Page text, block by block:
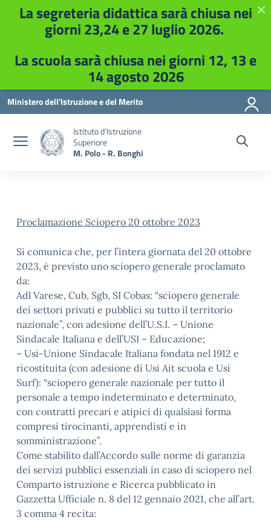
Vai ai contenuti
Vai al menu di navigazione
Vai al footer
Ministero dell'Istruzione e del Merito
Istituto d'Istruzione
Superiore
M. Polo - R. Bonghi
Proclamazione Sciopero 20 ottobre 2023
Si comunica che, per l’intera giornata del 20 ottobre
2023, è previsto uno sciopero generale proclamato
da:
Adl Varese, Cub, Sgb, SI Cobas: “sciopero generale
dei settori privati e pubblici su tutto il territorio
nazionale”, con adesione dell’U.S.I. – Unione
Sindacale Italiana e dell’USI – Educazione;
– Usi-Unione Sindacale Italiana fondata nel 1912 e
ricostituita (con adesione di Usi Ait scuola e Usi
Surf): “sciopero generale nazionale per tutto il
personale a tempo indeterminato e determinato,
con contratti precari e atipici di qualsiasi forma
compresi tirocinanti, apprendisti e in
somministrazione”.
Come stabilito dall’Accordo sulle norme di garanzia
dei servizi pubblici essenziali in caso di sciopero nel
Comparto istruzione e Ricerca pubblicato in
Gazzetta Ufficiale n. 8 del 12 gennaio 2021, che all’art.
3 comma 4 recita:
La segreteria didattica sarà chiusa nei
giorni 23,24 e 27 luglio 2026.
La scuola sarà chiusa nei giorni 12, 13 e
14 agosto 2026